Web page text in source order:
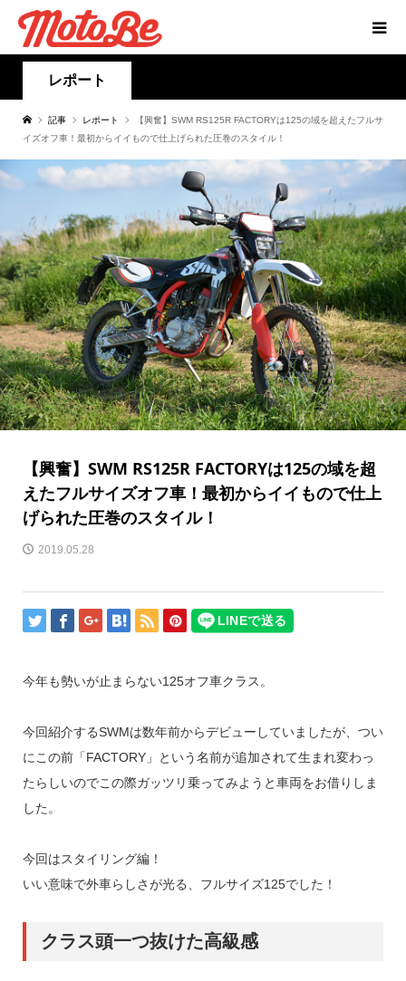
レポート
記事 レポート
【興奮】SWM RS125R FACTORYは125の域を超えたフルサ
イズオフ車！最初からイイもので仕上げられた圧巻のスタイル！
【興奮】SWM RS125R FACTORYは125の域を超
えたフルサイズオフ車！最初からイイもので仕上
げられた圧巻のスタイル！
2019.05.28
今年も勢いが止まらない125オフ車クラス。
今回紹介するSWMは数年前からデビューしていましたが、つい
にこの前「FACTORY」という名前が追加されて生まれ変わっ
たらしいのでこの際ガッツリ乗ってみようと車両をお借りしま
した。
今回はスタイリング編！
いい意味で外車らしさが光る、フルサイズ125でした！
クラス頭一つ抜けた高級感